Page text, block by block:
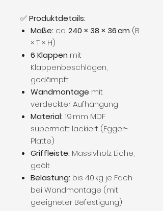
✅Produktdetails:
Maße: ca.240 × 38 × 36 cm (B
× T × H)
6 Klappen mit
Klappenbeschlägen,
gedämpft
Wandmontage mit
verdeckter Aufhängung
Material: 19 mm MDF
supermatt lackiert (Egger-
Platte)
Griffleiste: Massivholz Eiche,
geölt
Belastung: bis 40 kg je Fach
bei Wandmontage (mit
geeigneter Befestigung)